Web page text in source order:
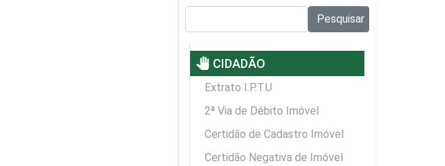
Pesquisar
pan_tool CIDADÃO
Extrato I.P.T.U
2ª Via de Débito Imóvel
Certidão de Cadastro Imóvel
Certidão Negativa de Imóvel